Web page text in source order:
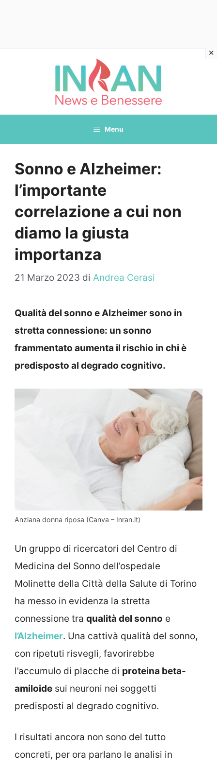
Menu
Sonno e Alzheimer:
l’importante
correlazione a cui non
diamo la giusta
importanza
21 Marzo 2023 di Andrea Cerasi
Qualità del sonno e Alzheimer sono in
stretta connessione: un sonno
frammentato aumenta il rischio in chi è
predisposto al degrado cognitivo.
Anziana donna riposa (Canva – Inran.it)
Un gruppo di ricercatori del Centro di
Medicina del Sonno dell’ospedale
Molinette della Città della Salute di Torino
ha messo in evidenza la stretta
connessione tra qualità del sonno e
l’Alzheimer. Una cattivà qualità del sonno,
con ripetuti risvegli, favorirebbe
l’accumulo di placche di proteina beta-
amiloide sui neuroni nei soggetti
predisposti al degrado cognitivo.
I risultati ancora non sono del tutto
concreti, per ora parlano le analisi in